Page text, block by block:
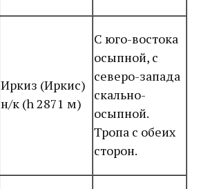
Иркиз (Иркис)
н/к (h 2871 м)
С юго-востока
осыпной, с
северо-запада
скально-
осыпной.
Тропа с обеих
сторон.